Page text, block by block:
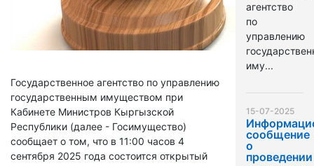
Государственное агентство по управлению
государственным имуществом при
Кабинете Министров Кыргызской
Республики (далее - Госимущество)
сообщает о том, что в 11:00 часов 4
сентября 2025 года состоится открытый
агентство
по
управлению
иму...
15-07-2025
сообщение
о
проведении